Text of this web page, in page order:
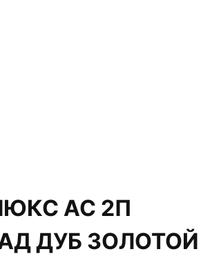
АС 2П
ДУБ ЗОЛОТОЙ